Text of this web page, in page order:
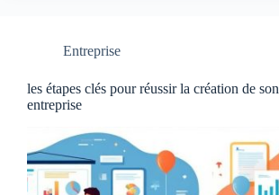
Entreprise
les étapes clés pour réussir la création de son
entreprise